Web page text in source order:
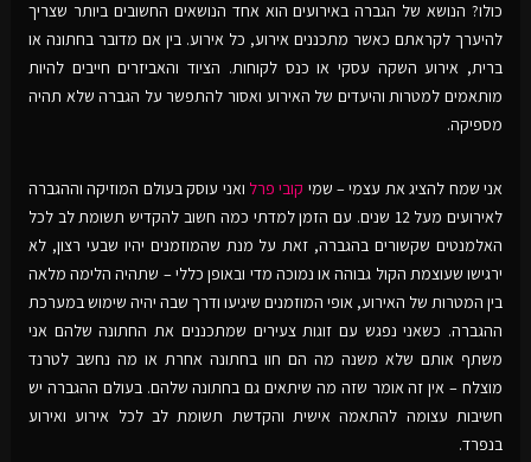
כולו? הנושא של הגברה באירועים הוא אחד הנושאים החשובים ביותר שצריך
להיערך לקראתם כאשר מתכננים אירוע, כל אירוע. בין אם מדובר בחתונה או
ברית, אירוע השקה עסקי או כנס לקוחות. הציוד והאביזרים חייבים להיות
מותאמים למטרות והיעדים של האירוע ואסור להתפשר על הגברה שלא תהיה
מספיקה.
אני שמח להציג את עצמי – שמי קובי פרל ואני עוסק בעולם המוזיקה וההגברה
לאירועים מעל 12 שנים. עם הזמן למדתי כמה חשוב להקדיש תשומת לב לכל
האלמנטים שקשורים בהגברה, זאת על מנת שהמוזמנים יהיו שבעי רצון, לא
ירגישו שעוצמת הקול גבוהה או נמוכה מדי ובאופן כללי – שתהיה הלימה מלאה
בין המטרות של האירוע, אופי המוזמנים שיגיעו ודרך שבה יהיה שימוש במערכת
ההגברה. כשאני נפגש עם זוגות צעירים שמתכננים את החתונה שלהם אני
משתף אותם שלא משנה מה הם חוו בחתונה אחרת או מה נחשב לטרנד
מוצלח – אין זה אומר שזה מה שיתאים גם בחתונה שלהם. בעולם ההגברה יש
חשיבות עצומה להתאמה אישית והקדשת תשומת לב לכל אירוע ואירוע
בנפרד.